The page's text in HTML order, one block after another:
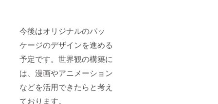
今後はオリジナルのパッ
ケージのデザインを進める
予定です。世界観の構築に
は、漫画やアニメーション
などを活用できたらと考え
ております。